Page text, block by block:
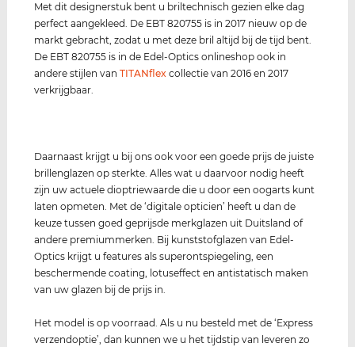
Met dit designerstuk bent u briltechnisch gezien elke dag
perfect aangekleed. De EBT 820755 is in 2017 nieuw op de
markt gebracht, zodat u met deze bril altijd bij de tijd bent.
De EBT 820755 is in de Edel-Optics onlineshop ook in
andere stijlen vanTITANflex collectie van 2016 en 2017
verkrijgbaar.
Daarnaast krijgt u bij ons ook voor een goede prijs de juiste
brillenglazen op sterkte. Alles wat u daarvoor nodig heeft
zijn uw actuele dioptriewaarde die u door een oogarts kunt
laten opmeten. Met de ‘digitale opticien’ heeft u dan de
keuze tussen goed geprijsde merkglazen uit Duitsland of
andere premiummerken. Bij kunststofglazen van Edel-
Optics krijgt u features als superontspiegeling, een
beschermende coating, lotuseffect en antistatisch maken
van uw glazen bij de prijs in.
Het model is op voorraad. Als u nu besteld met de ‘Express
verzendoptie’, dan kunnen we u het tijdstip van leveren zo